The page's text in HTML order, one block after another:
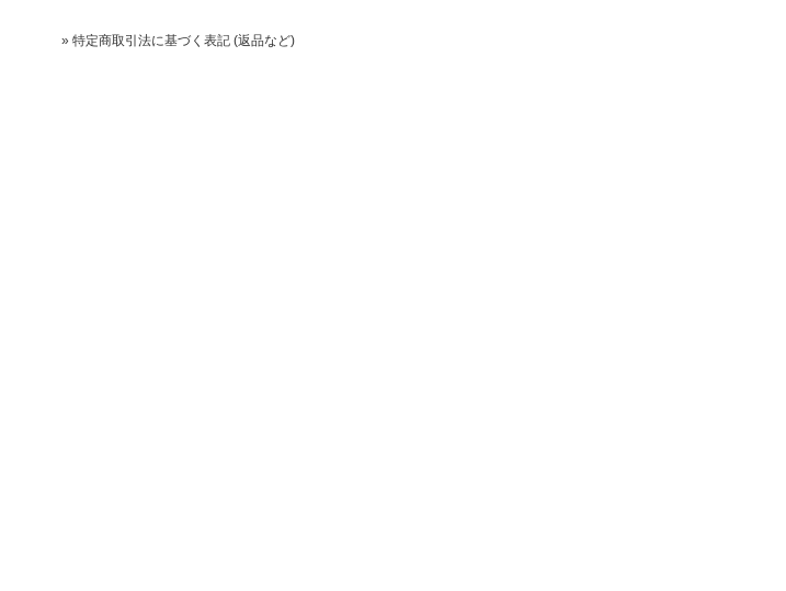
» 特定商取引法に基づく表記 (返品など)